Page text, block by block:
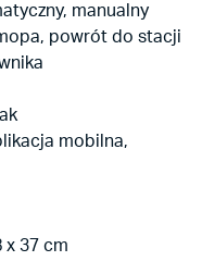
manualny
powrót do stacji
mobilna,
x 37 cm